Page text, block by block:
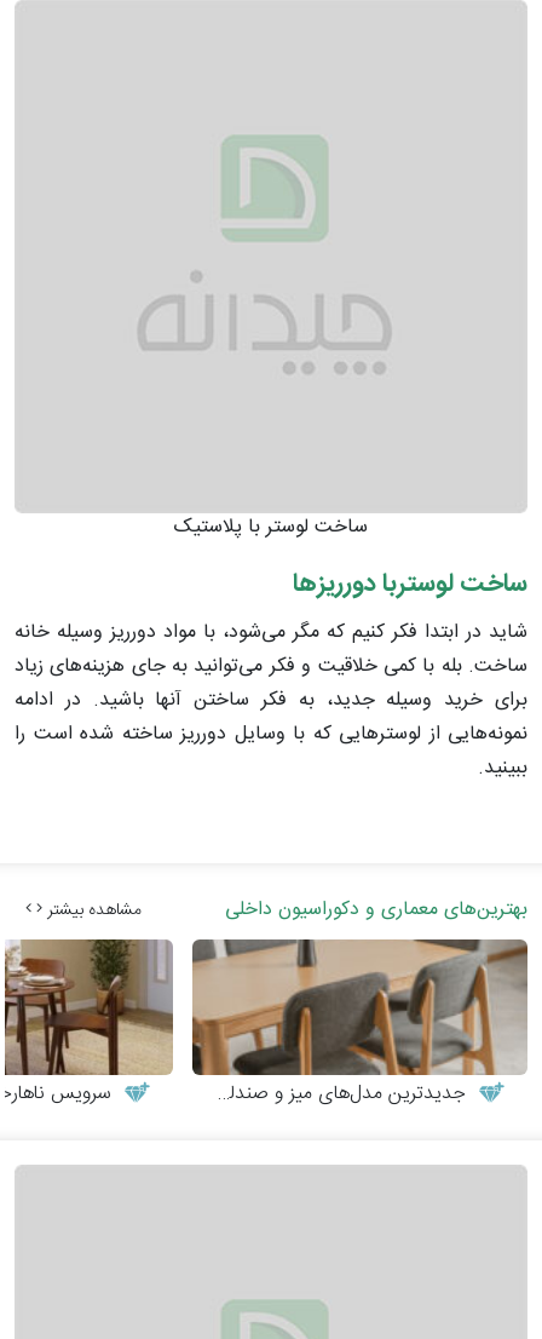
ساخت لوستر با پلاستیک
ساخت لوستربا دورریزها
شاید در ابتدا فکر کنیم که مگر می‌شود، با مواد دورریز وسیله خانه
ساخت. بله با کمی خلاقیت و فکر می‌توانید به جای هزینه‌های زیاد
برای خرید وسیله جدید، به فکر ساختن آنها باشید. در ادامه
نمونه‌هایی از لوسترهایی که با وسایل دورریز ساخته شده است را
ببینید.
بهترین‌های معماری و دکوراسیون داخلی مشاهده بیشتر
جدیدترین مدل‌های میز و صندلی چوبی مدرن سرویس